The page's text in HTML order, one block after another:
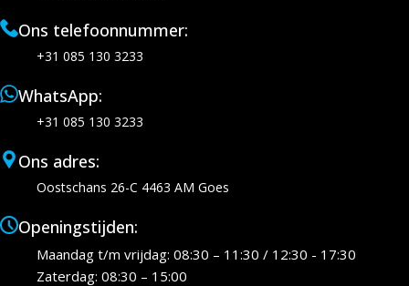
Ons telefoonnummer:
+31 085 130 3233
WhatsApp:
+31 085 130 3233
Ons adres:
Oostschans 26-C 4463 AM Goes
Openingstijden:
Maandag t/m vrijdag: 08:30 – 11:30 / 12:30 - 17:30
Zaterdag: 08:30 – 15:00